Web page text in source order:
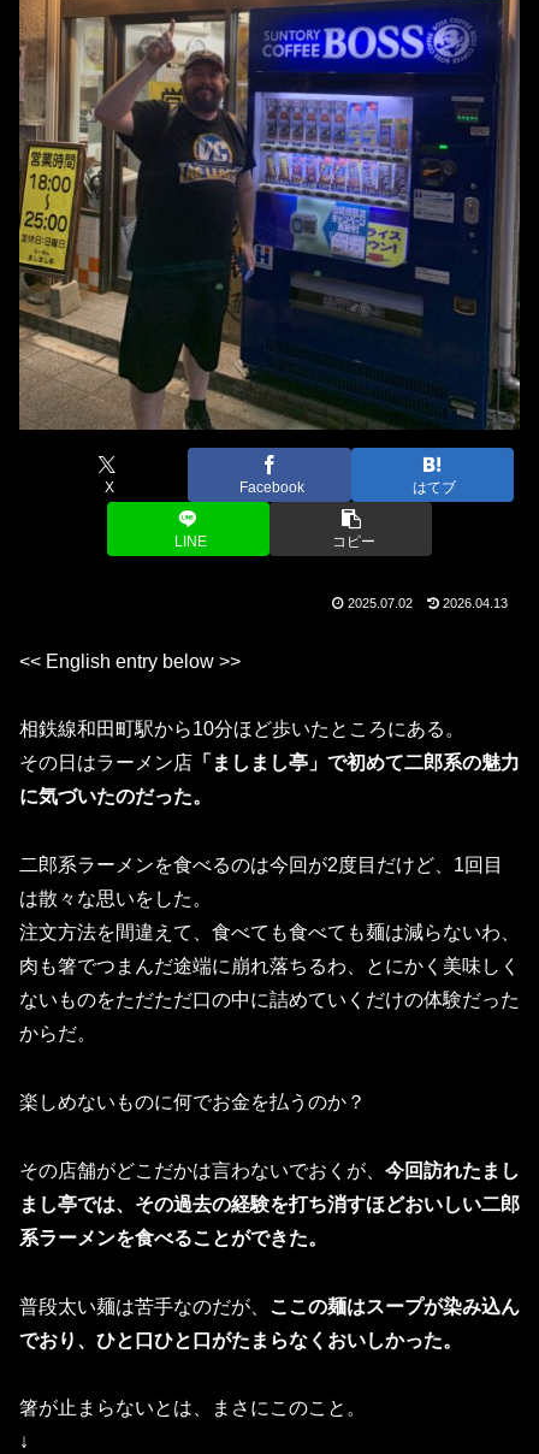
X Facebook はてブ
LINE コピー
2025.07.02 2026.04.13
<< English entry below >>
相鉄線和田町駅から10分ほど歩いたところにある。
その日はラーメン店 「ましまし亭」で初めて二郎系の魅力
に気づいたのだった。
二郎系ラーメンを食べるのは今回が2度目だけど、 1回目
は散々な思いをした。
注文方法を間違えて、食べても食べても麺は減らないわ、
肉も箸でつまんだ途端に崩れ落ちるわ、
とにかく美味しく
ないものをただただ口の中に詰めていくだけの体験だった
からだ。
楽しめないものに何でお金を払うのか？
その店舗がどこだかは言わないでおくが、 今回訪れたまし
まし亭では、 その過去の経験を打ち消すほどおいしい二郎
系ラーメンを食べるこ とができた。
普段太い麺は苦手なのだが、 ここの麺はスープが染み込ん
でおり、 ひと口ひと口がたまらなくおいしかった。
箸が止まらないとは、
まさにこのこと。
↓